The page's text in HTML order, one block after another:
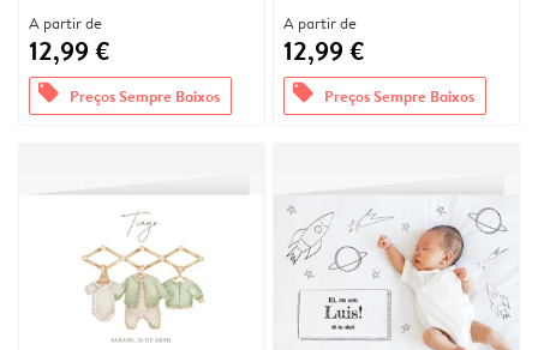
A partir de
12,99 €
offers Preços Sempre Baixos
A partir de
12,99 €
offers Preços Sempre Baixos